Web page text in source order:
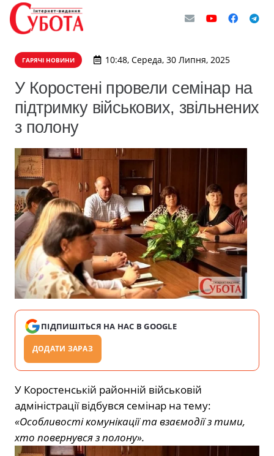
ГАРЯЧІ НОВИНИ 10:48, Середа, 30 Липня, 2025
У Коростені провели семінар на
підтримку військових, звільнених
з полону
ПІДПИШІТЬСЯ НА НАС В GOOGLE
ДОДАТИ ЗАРАЗ
У Коростенській районній військовій
адміністрації відбувся семінар на тему:
«Особливості комунікації та взаємодії з тими,
хто повернувся з полону».